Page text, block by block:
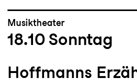
Musiktheater
18.10 Sonntag
Hoffmanns